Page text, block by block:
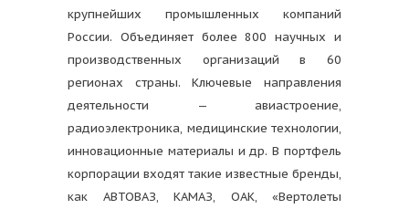
крупнейших промышленных компаний
России. Объединяет более 800 научных и
производственных организаций в 60
регионах страны. Ключевые направления
деятельности — авиастроение,
радиоэлектроника, медицинские технологии,
инновационные материалы и др. В портфель
корпорации входят такие известные бренды,
как АВТОВАЗ, КАМАЗ, ОАК, «Вертолеты